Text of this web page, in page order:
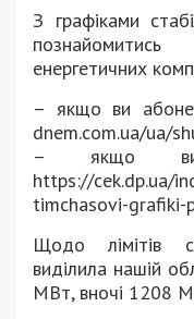
З графіками
енергетичних
– якщо ви
dnem.com.ua/ua/
– якщо
https://cek.dp.ua/
timchasovi-grafiki-
Щодо лімітів
виділила нашій
МВт, вночі 1208